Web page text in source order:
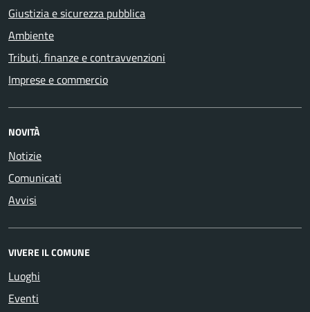
Giustizia e sicurezza pubblica
Ambiente
Tributi, finanze e contravvenzioni
Imprese e commercio
NOVITÀ
Notizie
Comunicati
Avvisi
VIVERE IL COMUNE
Luoghi
Eventi